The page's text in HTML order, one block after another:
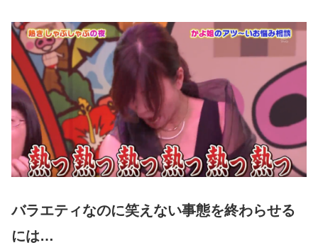
バラエティなのに笑えない事態を終わらせる
には…